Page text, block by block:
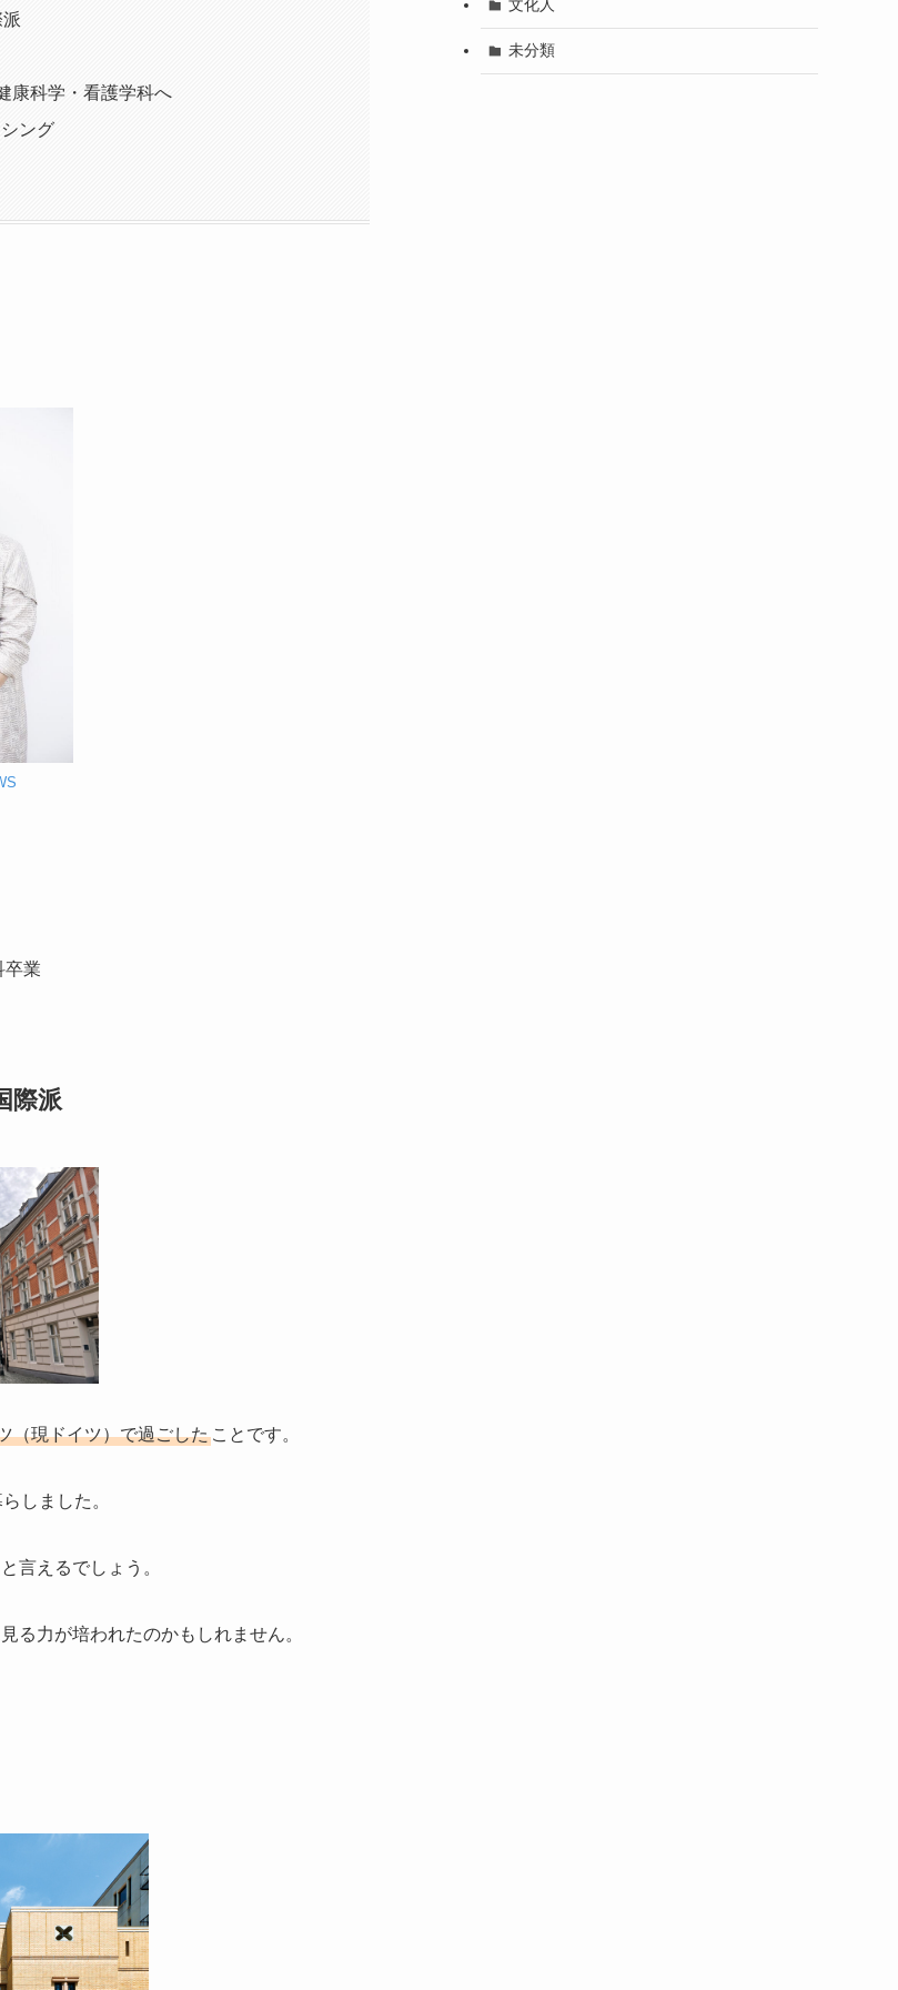
康科学・看護学科へ
ング
卒業
際派
（現ドイツ）で過ごした ことです。
しました。
言えるでしょう。
る力が培われたのかもしれません。
文化人
未分類